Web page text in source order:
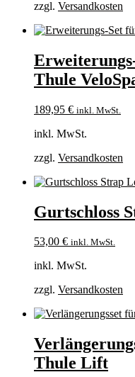
zzgl. Versandkosten
Thule
189,95 € inkl. MwSt.
inkl. MwSt.
zzgl. Versandkosten
Gurtschloss
53,00 € inkl. MwSt.
inkl. MwSt.
zzgl. Versandkosten
Thule Lift